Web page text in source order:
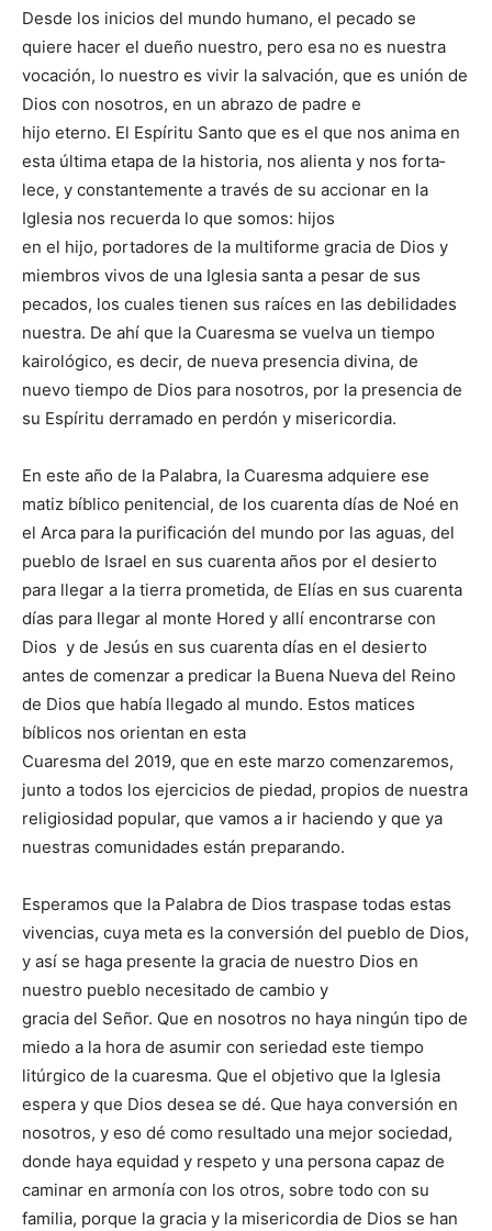
Desde los inicios del mundo humano, el pecado se
quiere hacer el dueño nuestro, pero esa no es nuestra
vocación, lo nuestro es vivir la salvación, que es unión de
Dios con nosotros, en un abrazo de padre e
hijo eterno. El Espíritu Santo que es el que nos anima en
esta última etapa de la historia, nos alienta y nos forta­
lece, y constantemente a través de su accionar en la
Iglesia nos recuerda lo que somos: hijos
en el hijo, portadores de la multiforme gracia de Dios y
miembros vivos de una Igle­sia santa a pesar de sus
pecados, los cuales tienen sus raíces en las debilidades
nuestra. De ahí que la Cua­resma se vuelva un tiempo
kairológico, es decir, de nueva presencia divina, de
nuevo tiempo de Dios para nosotros, por la presencia de
su Espíritu derramado en perdón y misericordia.
En este año de la Palabra, la Cuaresma adquiere ese
matiz bíblico penitencial, de los cuarenta días de Noé en
el Arca para la purificación del mundo por las aguas, del
pueblo de Israel en sus cua­renta años por el desierto
para llegar a la tierra pro­metida, de Elías en sus cua­renta
días para llegar al monte Hored y allí encontrarse con
Dios y de Jesús en sus cuarenta días en el desierto
antes de comenzar a predicar la Buena Nueva del Reino
de Dios que había llegado al mundo. Estos mati­ces
bíblicos nos orientan en esta
Cuaresma del 2019, que en este marzo comenzaremos,
junto a todos los ejercicios de piedad, propios de nuestra
religiosidad popular, que vamos a ir haciendo y que ya
nuestras comunida­des están preparando.
Esperamos que la Pala­bra de Dios traspase todas estas
vivencias, cuya meta es la conversión del pueblo de Dios,
y así se haga presente la gracia de nuestro Dios en
nuestro pueblo ne­cesitado de cambio y
gracia del Señor. Que en nosotros no haya ningún tipo de
miedo a la hora de asumir con seriedad este tiempo
litúrgico de la cuaresma. Que el objetivo que la Iglesia
espera y que Dios desea se dé. Que haya conversión en
nosotros, y eso dé como resultado una mejor sociedad,
donde haya equidad y respeto y una persona capaz de
caminar en armonía con los otros, sobre todo con su
familia, porque la gracia y la misericordia de Dios se han